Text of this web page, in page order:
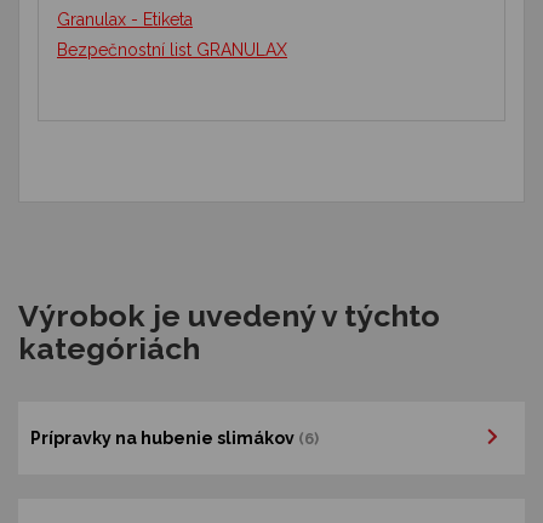
Granulax - Etiketa
Bezpečnostní list GRANULAX
Výrobok je uvedený v týchto
kategóriách
Prípravky na hubenie slimákov (6)